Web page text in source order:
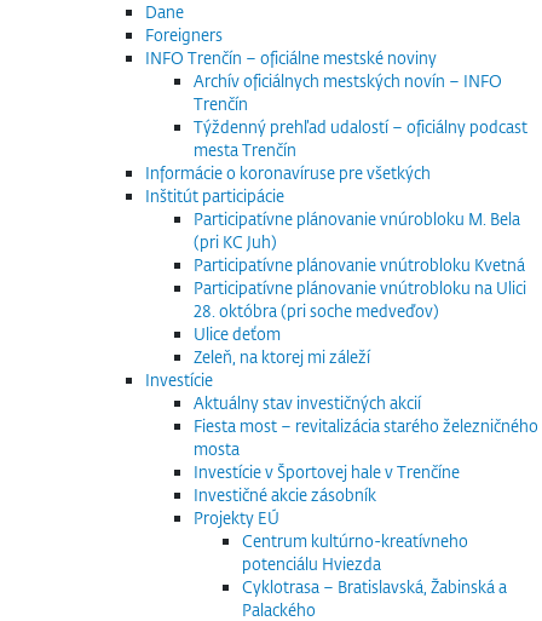
Dane
Foreigners
INFO Trenčín – oficiálne mestské noviny
Archív oficiálnych mestských novín – INFO
Trenčín
Týždenný prehľad udalostí – oficiálny podcast
mesta Trenčín
Informácie o koronavíruse pre všetkých
Inštitút participácie
Participatívne plánovanie vnúrobloku M. Bela
(pri KC Juh)
Participatívne plánovanie vnútrobloku Kvetná
Participatívne plánovanie vnútrobloku na Ulici
28. októbra (pri soche medveďov)
Ulice deťom
Zeleň, na ktorej mi záleží
Investície
Aktuálny stav investičných akcií
Fiesta most – revitalizácia starého železničného
mosta
Investície v Športovej hale v Trenčíne
Investičné akcie zásobník
Projekty EÚ
Centrum kultúrno-kreatívneho
potenciálu Hviezda
Cyklotrasa – Bratislavská, Žabinská a
Palackého